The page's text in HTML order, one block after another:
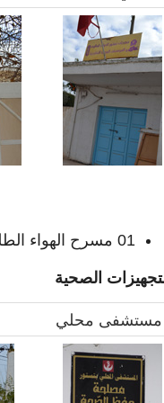
01 مسرح الهواء الطلق
الصحية
مستشفى محلي